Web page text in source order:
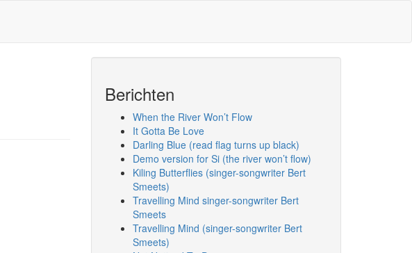
Berichten
When the River Won’t Flow
It Gotta Be Love
Darling Blue (read flag turns up black)
Demo version for Si (the river won’t flow)
Kiling Butterflies (singer-songwriter Bert
Smeets)
Travelling Mind singer-songwriter Bert
Smeets
Travelling Mind (singer-songwriter Bert
Smeets)